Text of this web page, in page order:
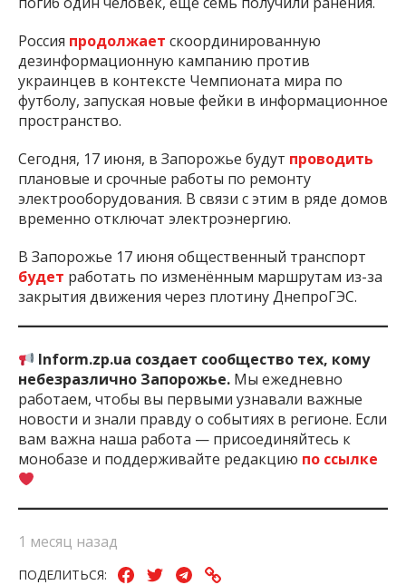
Россия продолжает скоординированную
дезинформационную кампанию против
украинцев в контексте Чемпионата мира по
футболу, запуская новые фейки в информационное
пространство.
Сегодня, 17 июня, в Запорожье будут проводить
плановые и срочные работы по ремонту
электрооборудования. В связи с этим в ряде домов
временно отключат электроэнергию.
В Запорожье 17 июня общественный транспорт
будет работать по изменённым маршрутам из-за
закрытия движения через плотину ДнепроГЭС.
Inform.zp.ua создает сообщество тех, кому
небезразлично Запорожье. Мы ежедневно
работаем, чтобы вы первыми узнавали важные
новости и знали правду о событиях в регионе. Если
вам важна наша работа — присоединяйтесь к
монобазе и поддерживайте редакцию по ссылке
1 месяц назад
ПОДЕЛИТЬСЯ: